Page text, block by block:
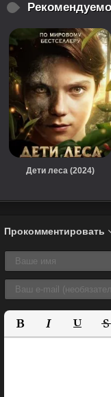
Дети леса (2024)
Прокомментировать
Полужирный
Курсив